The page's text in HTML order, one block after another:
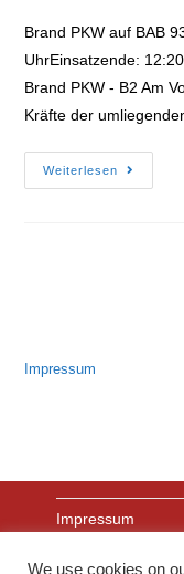
Brand PKW auf BAB
UhrEinsatzende:
Brand PKW - B2 Am
Kräfte der
Weiterlesen
Brand
PKW
Impressum
Impressum
We use cookies on